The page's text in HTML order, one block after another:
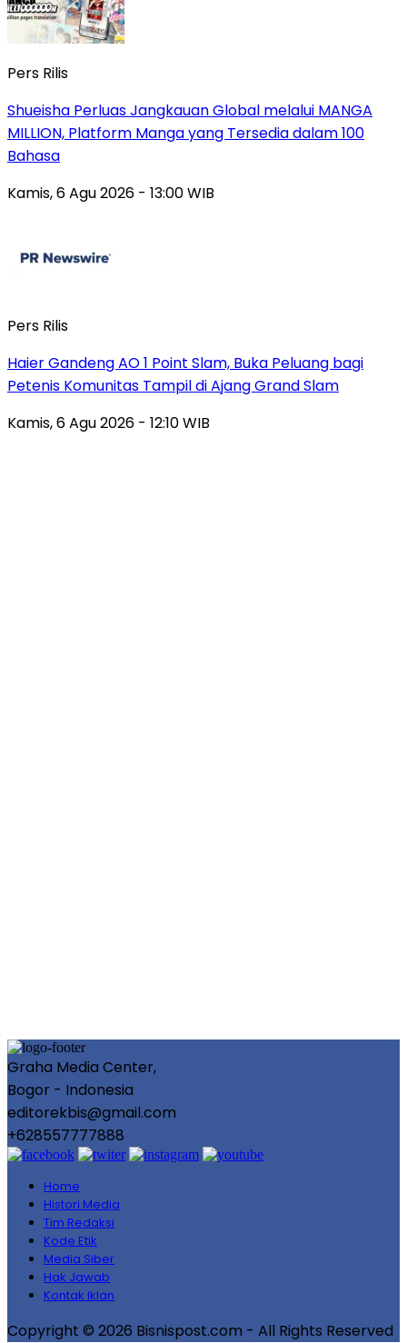
Pers Rilis
Shueisha Perluas Jangkauan Global melalui MANGA
MILLION, Platform Manga yang Tersedia dalam 100
Bahasa
Kamis, 6 Agu 2026 - 13:00 WIB
Pers Rilis
Haier Gandeng AO 1 Point Slam, Buka Peluang bagi
Petenis Komunitas Tampil di Ajang Grand Slam
Kamis, 6 Agu 2026 - 12:10 WIB
Graha Media Center,
Bogor - Indonesia
editorekbis@gmail.com
+628557777888
Home
Histori Media
Tim Redaksi
Kode Etik
Media Siber
Hak Jawab
Kontak Iklan
Copyright © 2026 Bisnispost.com - All Rights Reserved